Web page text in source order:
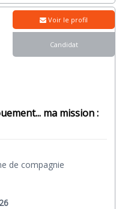
ma mission :
de compagnie
Voir le profil
Candidat